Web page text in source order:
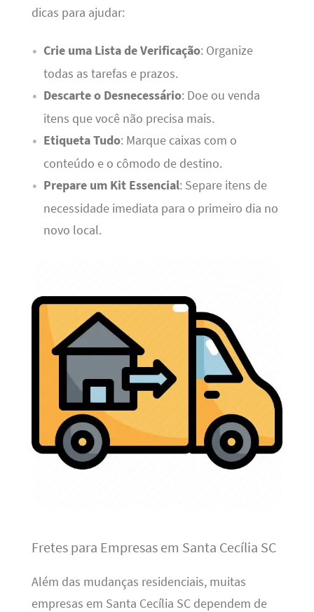
dicas para ajudar:
Crie uma Lista de Verificação: Organize
todas as tarefas e prazos.
Descarte o Desnecessário: Doe ou venda
itens que você não precisa mais.
Etiqueta Tudo: Marque caixas com o
conteúdo e o cômodo de destino.
Prepare um Kit Essencial: Separe itens de
necessidade imediata para o primeiro dia no
novo local.
Fretes para Empresas em Santa Cecília SC
Além das mudanças residenciais, muitas
empresas em Santa Cecília SC dependem de